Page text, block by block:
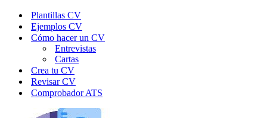
Plantillas CV
Ejemplos CV
Cómo hacer un CV
Entrevistas
Cartas
Crea tu CV
Revisar CV
Comprobador ATS